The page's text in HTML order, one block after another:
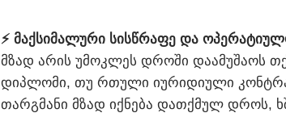
⚡ მაქსიმალური სისწრაფე და
მზად არის უმოკლეს დროში დაამუშაოს
დიპლომი, თუ რთული იურიდიული
თარგმანი მზად იქნება დათქმულ დროს,